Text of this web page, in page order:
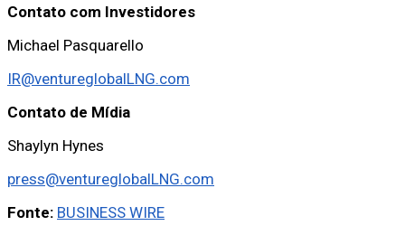
Contato com Investidores
Michael Pasquarello
IR@ventureglobalLNG.com
Contato de Mídia
Shaylyn Hynes
press@ventureglobalLNG.com
Fonte: BUSINESS WIRE